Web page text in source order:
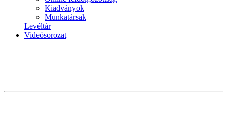
Kiadványok
Munkatársak
Levéltár
Videósorozat